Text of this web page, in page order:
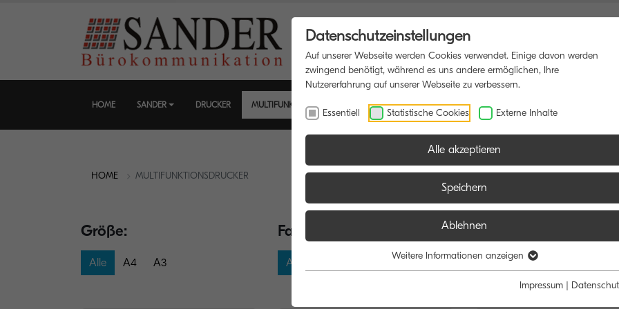
HOME SANDER DRUCKER MULTIFUNKTIONSDRUCKER SOFTWARE BLOG
HOME MULTIFUNKTIONSDRUCKER
Größe:
Alle A4 A3
Farbe:
Alle Farbe
Funktion:
Alle Scan
Datenschutzeinstellungen
Auf unserer Webseite werden Cookies verwendet. Einige davon werden
zwingend benötigt, während es uns andere ermöglichen, Ihre
Nutzererfahrung auf unserer Webseite zu verbessern.
Essentiell Statistische Cookies Externe Inhalte
Alle akzeptieren
Speichern
Ablehnen
Weitere Informationen anzeigen
Impressum |